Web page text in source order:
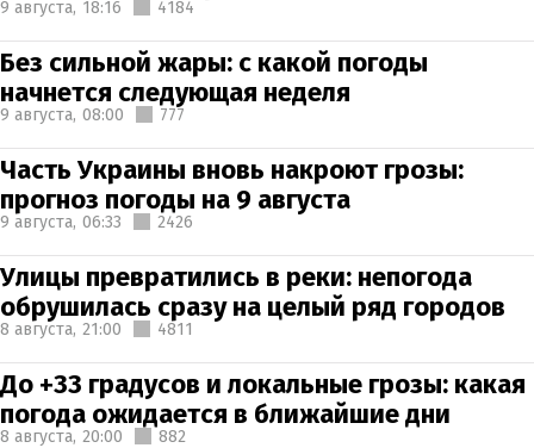
9 августа, 18:16 4184
Без сильной жары: с какой погоды
начнется следующая неделя
9 августа, 08:00 777
Часть Украины вновь накроют грозы:
прогноз погоды на 9 августа
9 августа, 06:33 2426
Улицы превратились в реки: непогода
обрушилась сразу на целый ряд городов
8 августа, 21:00 4811
До +33 градусов и локальные грозы: какая
погода ожидается в ближайшие дни
8 августа, 20:00 882